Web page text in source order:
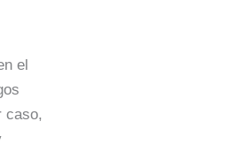
el
caso,